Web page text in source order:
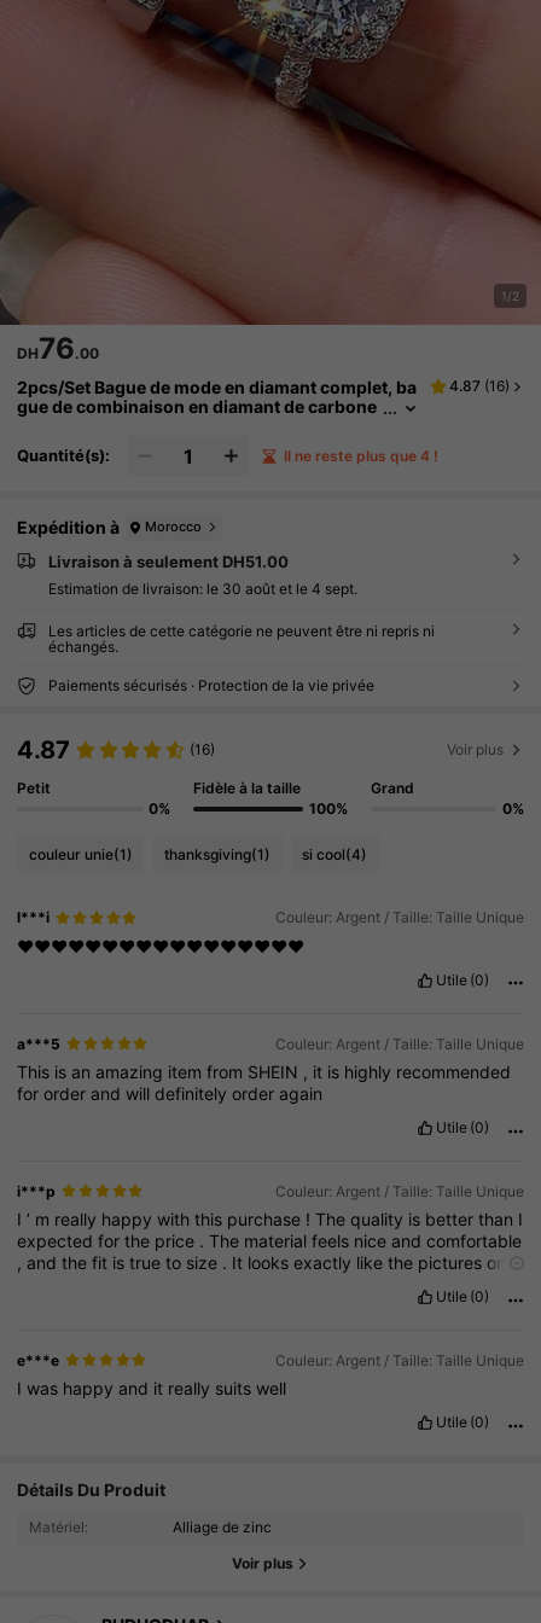
1/2
DH76.00
2pcs/Set Bague de mode en diamant complet, ba
gue de combinaison en diamant de carbone
icain
4.87 (16)
Quantité(s): Il ne reste plus que 4 !
Expédition à Morocco
Livraison à seulement DH51.00
Estimation de livraison: le 30 août et le 4 sept.
Les articles de cette catégorie ne peuvent être ni repris ni
échangés.
Paiements sécurisés · Protection de la vie privée
4.87 (16) Voir plus
Petit
0%
Fidèle à la taille
100%
Grand
0%
couleur unie(1) thanksgiving(1) si cool(4)
l***i Couleur: Argent / Taille: Taille Unique
❤️❤️❤️❤️❤️❤️❤️❤️❤️❤️❤️❤️❤️❤️❤️❤️❤️
Utile (0)
a***5 Couleur: Argent / Taille: Taille Unique
This is an amazing itemfrom SHEIN , it is highly recommended
fororder andwilldefinitelyorder again
Utile (0)
i***p Couleur: Argent / Taille: Taille Unique
I’ m really happywiththis purchase !Thequality is betterthan I
expectedforthe price .The materialfeels nice andcomfortable
, andthefit istrueto size . It looksexactly likethe pictureson
Utile (0)
e***e Couleur: Argent / Taille: Taille Unique
Iwas happy and it really suitswell
Utile (0)
Détails Du Produit
Matériel: Alliage de zinc
Voir plus